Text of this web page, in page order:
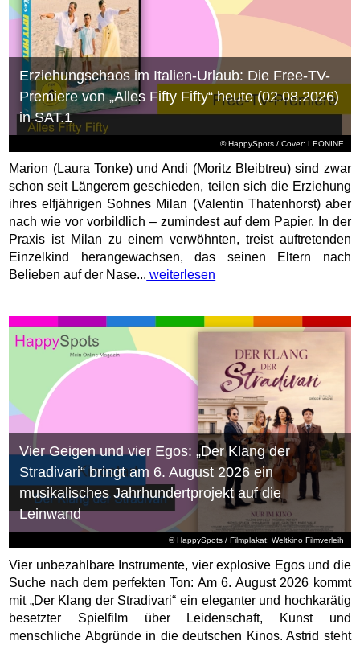
© HappySpots / Cover: LEONINE
Erziehungschaos im Italien-Urlaub: Die Free-TV-
Premiere von „Alles Fifty Fifty“ heute (02.08.2026)
in SAT.1
Marion (Laura Tonke) und Andi (Moritz Bleibtreu) sind zwar
schon seit Längerem geschieden, teilen sich die Erziehung
ihres elfjährigen Sohnes Milan (Valentin Thatenhorst) aber
nach wie vor vorbildlich – zumindest auf dem Papier. In der
Praxis ist Milan zu einem verwöhnten, treist auftretenden
Einzelkind herangewachsen, das seinen Eltern nach
Belieben auf der Nase... weiterlesen
© HappySpots / Filmplakat: Weltkino Filmverleih
Vier Geigen und vier Egos: „Der Klang der
Stradivari“ bringt am 6. August 2026 ein
musikalisches Jahrhundertprojekt auf die
Leinwand
Vier unbezahlbare Instrumente, vier explosive Egos und die
Suche nach dem perfekten Ton: Am 6. August 2026 kommt
mit „Der Klang der Stradivari“ ein eleganter und hochkarätig
besetzter Spielfilm über Leidenschaft, Kunst und
menschliche Abgründe in die deutschen Kinos. Astrid steht